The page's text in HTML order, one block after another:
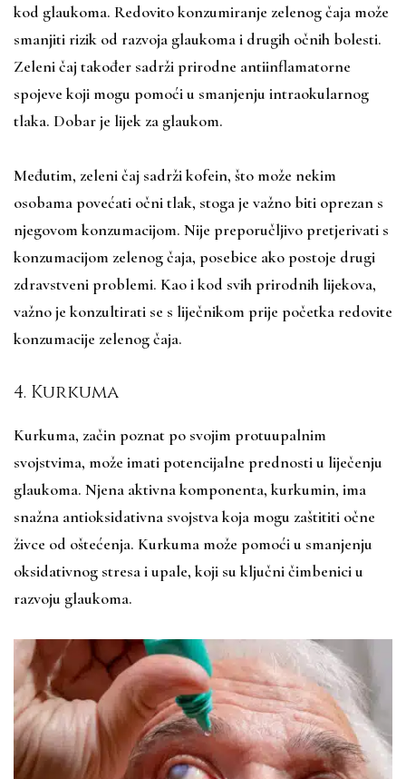
kod glaukoma. Redovito konzumiranje zelenog čaja može
smanjiti rizik od razvoja glaukoma i drugih očnih bolesti.
Zeleni čaj također sadrži prirodne antiinflamatorne
spojeve koji mogu pomoći u smanjenju intraokularnog
tlaka. Dobar je lijek za glaukom.
Međutim, zeleni čaj sadrži kofein, što može nekim
osobama povećati očni tlak, stoga je važno biti oprezan s
njegovom konzumacijom. Nije preporučljivo pretjerivati s
konzumacijom zelenog čaja, posebice ako postoje drugi
zdravstveni problemi. Kao i kod svih prirodnih lijekova,
važno je konzultirati se s liječnikom prije početka redovite
konzumacije zelenog čaja.
4. Kurkuma
Kurkuma, začin poznat po svojim protuupalnim
svojstvima, može imati potencijalne prednosti u liječenju
glaukoma. Njena aktivna komponenta, kurkumin, ima
snažna antioksidativna svojstva koja mogu zaštititi očne
živce od oštećenja. Kurkuma može pomoći u smanjenju
oksidativnog stresa i upale, koji su ključni čimbenici u
razvoju glaukoma.